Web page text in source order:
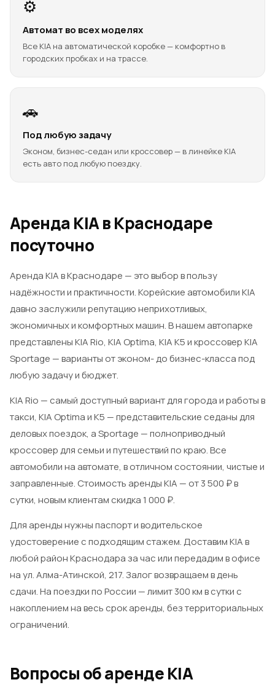
⚙️
Автомат во всех моделях
Все KIA на автоматической коробке — комфортно в
городских пробках и на трассе.
🚗
Под любую задачу
Эконом, бизнес-седан или кроссовер — в линейке KIA
есть авто под любую поездку.
Аренда KIA в Краснодаре
посуточно
Аренда KIA в Краснодаре — это выбор в пользу
надёжности и практичности. Корейские автомобили KIA
давно заслужили репутацию неприхотливых,
экономичных и комфортных машин. В нашем автопарке
представлены KIA Rio, KIA Optima, KIA K5 и кроссовер KIA
Sportage — варианты от эконом- до бизнес-класса под
любую задачу и бюджет.
KIA Rio — самый доступный вариант для города и работы в
такси, KIA Optima и K5 — представительские седаны для
деловых поездок, а Sportage — полноприводный
кроссовер для семьи и путешествий по краю. Все
автомобили на автомате, в отличном состоянии, чистые и
заправленные. Стоимость аренды KIA — от 3 500 ₽ в
сутки, новым клиентам скидка 1 000 ₽.
Для аренды нужны паспорт и водительское
удостоверение с подходящим стажем. Доставим KIA в
любой район Краснодара за час или передадим в офисе
на ул. Алма-Атинской, 217. Залог возвращаем в день
сдачи. На поездки по России — лимит 300 км в сутки с
накоплением на весь срок аренды, без территориальных
ограничений.
Вопросы об аренде KIA